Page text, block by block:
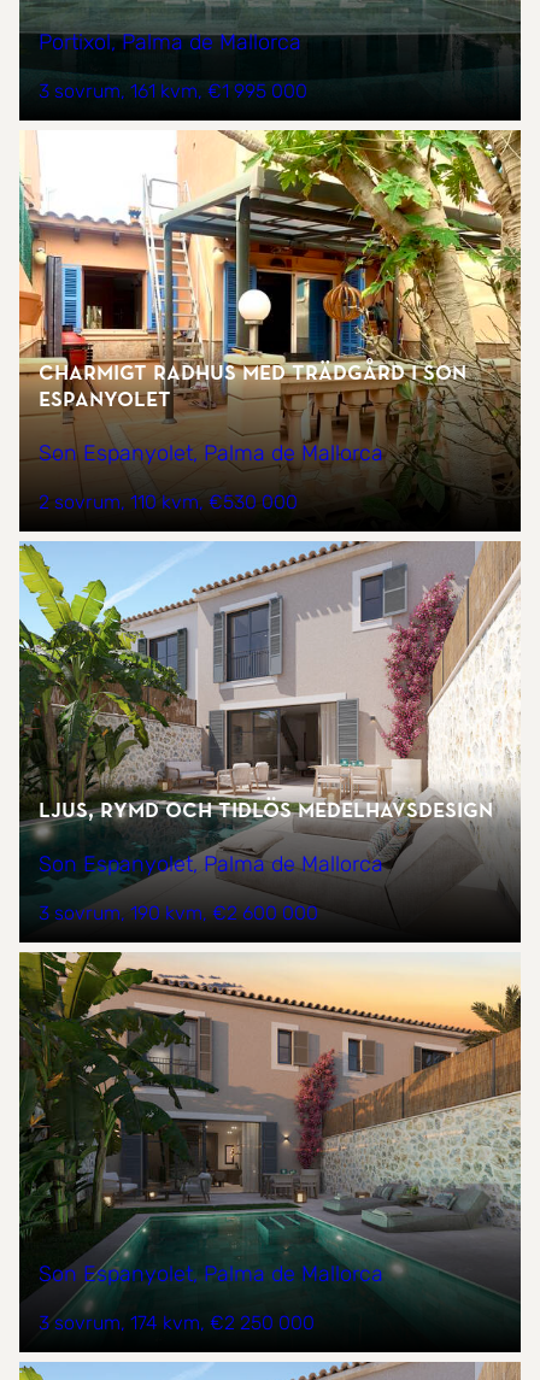
Portixol, Palma de Mallorca
3 sovrum 161 kvm €1 995 000
Charmigt radhus med trädgård i Son
Espanyolet
Son Espanyolet, Palma de Mallorca
2 sovrum 110 kvm €530 000
Ljus, rymd och tidlös medelhavsdesign
Son Espanyolet, Palma de Mallorca
3 sovrum 190 kvm €2 600 000
Son Espanyolet, Palma de Mallorca
3 sovrum 174 kvm €2 250 000